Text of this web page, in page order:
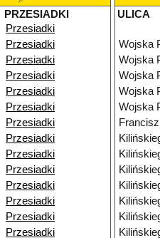
PRZESIADKI
Przesiadki
Przesiadki
Przesiadki
Przesiadki
Przesiadki
Przesiadki
Przesiadki
Przesiadki
Przesiadki
Przesiadki
Przesiadki
Przesiadki
Przesiadki
Przesiadki
ULICA
Wojska
Wojska
Wojska
Wojska
Wojska